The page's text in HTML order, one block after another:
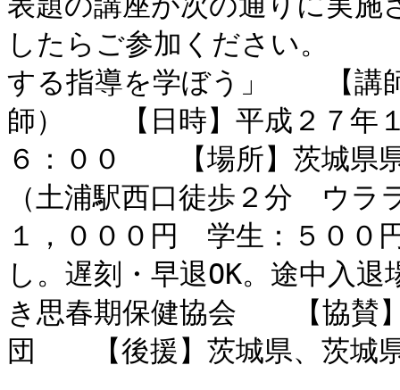
したらご参加ください。　
する指導を学ぼう」　　【講
師）　　【日時】平成２７年
６：００　　【場所】茨城県
（土浦駅西口徒歩２分　ウ
１，０００円　学生：５００
し。遅刻・早退OK。途中入
き思春期保健協会　　【協賛
団　　【後援】茨城県、茨城